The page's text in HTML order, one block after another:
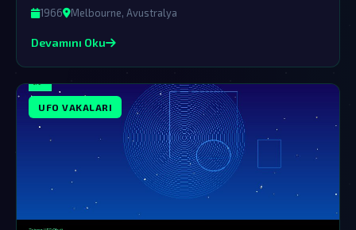
ettiğine dair en güçlü ve örtbas edilen kanıtlardan biri
1966 Melbourne, Avustralya
Devamını Oku
UFO VAKALARI